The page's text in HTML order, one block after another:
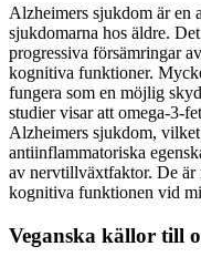
Alzheimers sjukdom är en
sjukdomarna hos äldre.
progressiva försämringar
kognitiva funktioner.
fungera som en möjlig
studier visar att omega-3-
Alzheimers sjukdom,
antiinflammatoriska
av nervtillväxtfaktor. De är
kognitiva funktionen vid
Veganska källor till